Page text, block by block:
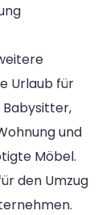
Urlaub für
Babysitter,
und
Möbel.
den Umzug